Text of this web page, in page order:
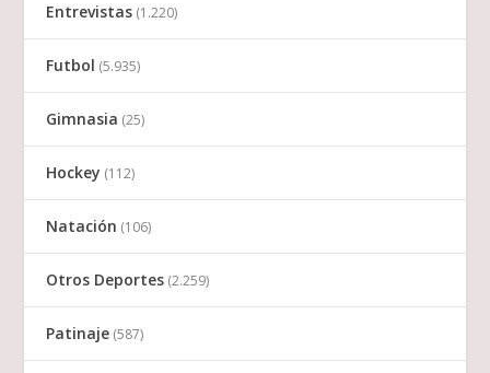
Entrevistas (1.220)
Futbol (5.935)
Gimnasia (25)
Hockey (112)
Natación (106)
Otros Deportes (2.259)
Patinaje (587)